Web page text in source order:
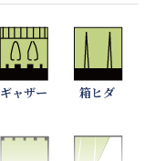
ギャザー 箱ヒダ